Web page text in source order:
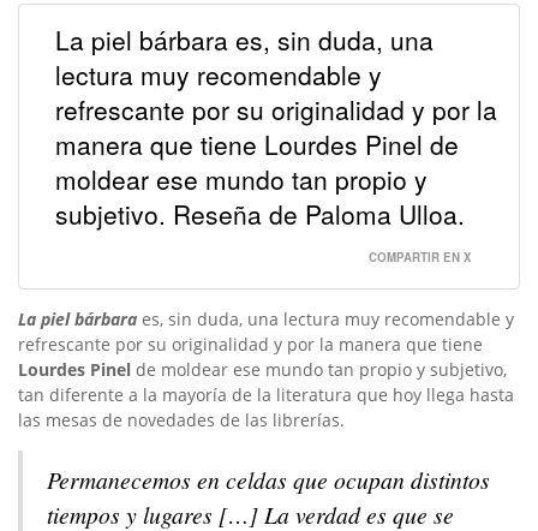
La piel bárbara es, sin duda, una
lectura muy recomendable y
refrescante por su originalidad y por la
manera que tiene Lourdes Pinel de
moldear ese mundo tan propio y
subjetivo. Reseña de Paloma Ulloa.
COMPARTIR EN X
La piel bárbara es, sin duda, una lectura muy recomendable y
refrescante por su originalidad y por la manera que tiene
Lourdes Pinel de moldear ese mundo tan propio y subjetivo,
tan diferente a la mayoría de la literatura que hoy llega hasta
las mesas de novedades de las librerías.
Permanecemos en celdas que ocupan distintos
tiempos y lugares […] La verdad es que se